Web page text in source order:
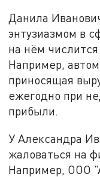
Данила
энтузиазмом в
на нём
Например,
приносящая
ежегодно при
прибыли.
У Александра
жаловаться на
Например, ООО